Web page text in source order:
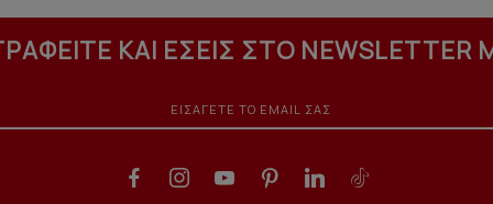
ΚΑΙ ΕΣΕΙΣ ΣΤΟ NEWSLETTER